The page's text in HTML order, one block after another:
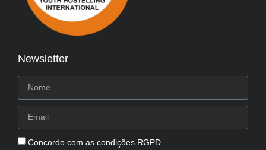
Newsletter
Concordo com as condições RGPD